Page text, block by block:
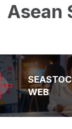
Asean
MOBILE